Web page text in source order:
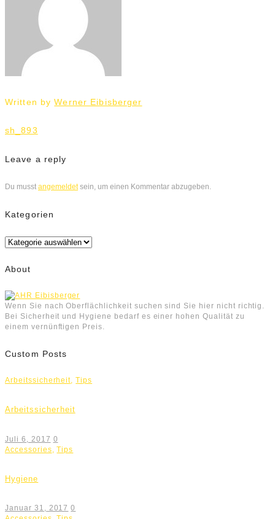
Written byWerner Eibisberger
Beitrags-
Navigation
sh_893
Leave a reply
Du musst angemeldetsein, um einen Kommentar abzugeben.
Kategorien
Kategorien
About
Wenn Sie nach Oberflächlichkeit suchen sind Sie hier nicht richtig.
Bei Sicherheit und Hygiene bedarf es einer hohen Qualität zu
einem vernünftigen Preis.
Custom Posts
Arbeitssicherheit,Tips
Arbeitssicherheit
Juli 6, 2017 0
Accessories ,Tips
Hygiene
Januar 31, 2017 0